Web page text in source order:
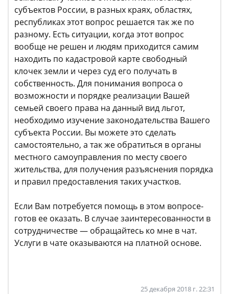
субъектов России, в разных краях, областях,
республиках этот вопрос решается так же по
разному. Есть ситуации, когда этот вопрос
вообще не решен и людям приходится самим
находить по кадастровой карте свободный
клочек земли и через суд его получать в
собственность. Для понимания вопроса о
возможности и порядке реализации Вашей
семьей своего права на данный вид льгот,
необходимо изучение законодательства Вашего
субъекта России. Вы можете это сделать
самостоятельно, а так же обратиться в органы
местного самоуправления по месту своего
жительства, для получения разъяснения порядка
и правил предоставления таких участков.
Если Вам потребуется помощь в этом вопросе-
готов ее оказать. В случае заинтересованности в
сотрудничестве — обращайтесь ко мне в чат.
Услуги в чате оказываются на платной основе.
25 декабря 2018 г. 22:31